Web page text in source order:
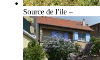
Source de l’ile –